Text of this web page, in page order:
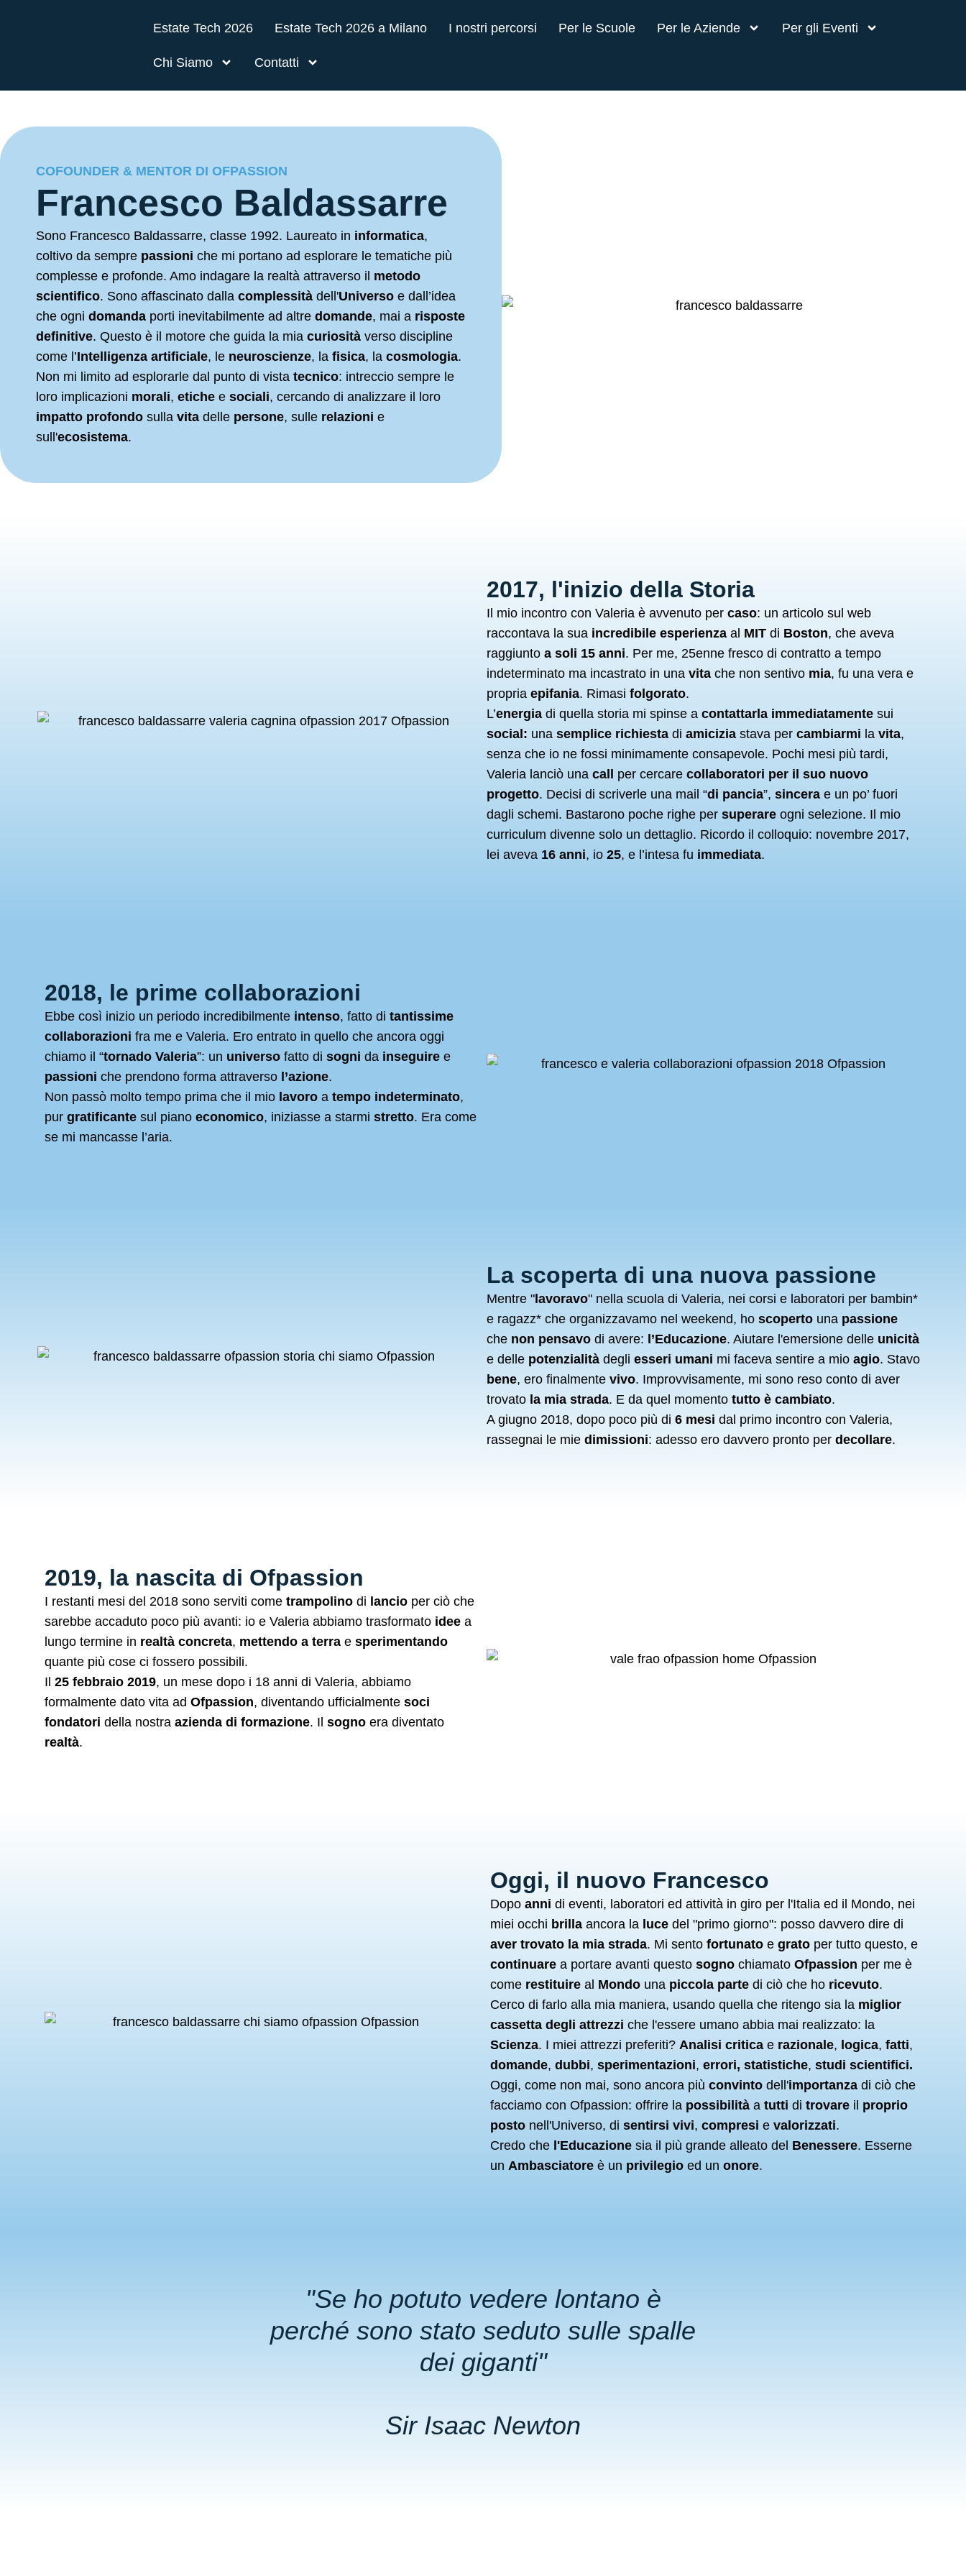
Estate Tech 2026
Estate Tech 2026 a Milano I nostri percorsi Per le Scuole Per le Aziende Per gli Eventi
Chi Siamo Contatti
COFOUNDER & MENTOR DI OFPASSION
Francesco Baldassarre
Sono Francesco Baldassarre, classe 1992. Laureato in informatica,
coltivo da sempre passioni che mi portano ad esplorare le tematiche più
complesse e profonde. Amo indagare la realtà attraverso il metodo
scientifico. Sono affascinato dalla complessità dell'Universo e dall’idea
che ogni domanda porti inevitabilmente ad altre domande, mai a risposte
definitive. Questo è il motore che guida la mia curiosità verso discipline
come l’Intelligenza artificiale, le neuroscienze, la fisica, la cosmologia.
Non mi limito ad esplorarle dal punto di vista tecnico: intreccio sempre le
loro implicazioni morali, etiche e sociali, cercando di analizzare il loro
impatto profondo sulla vita delle persone, sulle relazioni e
sull'ecosistema.
2017, l'inizio della Storia
Il mio incontro con Valeria è avvenuto per caso: un articolo sul web
raccontava la sua incredibile esperienza al MIT di Boston, che aveva
raggiunto a soli 15 anni. Per me, 25enne fresco di contratto a tempo
indeterminato ma incastrato in una vita che non sentivo mia, fu una vera e
propria epifania. Rimasi folgorato.
L’energiadi quella storia mi spinse a contattarla immediatamente sui
social: una semplice richiesta di amicizia stava per cambiarmi la vita,
senza che io ne fossi minimamente consapevole. Pochi mesi più tardi,
Valeria lanciò una call per cercare collaboratori per il suo nuovo
progetto. Decisi di scriverle una mail “di pancia”, sincera e un po’ fuori
dagli schemi. Bastarono poche righe per superare ogni selezione. Il mio
curriculum divenne solo un dettaglio. Ricordo il colloquio: novembre 2017,
lei aveva 16 anni, io 25, e l’intesa fu immediata.
2018, le prime collaborazioni
Ebbe così inizio un periodo incredibilmente intenso, fatto di tantissime
collaborazioni fra me e Valeria. Ero entrato in quello che ancora oggi
chiamo il “tornado Valeria”: un universo fatto di sogni da inseguire e
passioni che prendono forma attraverso l’azione.
Non passò molto tempo prima che il mio lavoro a tempo indeterminato,
pur gratificante sul piano economico, iniziasse a starmi stretto. Era come
se mi mancasse l’aria.
La scoperta di una nuova passione
Mentre "lavoravo" nella scuola di Valeria, nei corsi e laboratori per bambin*
e ragazz* che organizzavamo nel weekend, ho scoperto una passione
che non pensavodi avere: l’Educazione. Aiutare l'emersione delle unicità
e delle potenzialità degli esseri umani mi faceva sentire a mio agio. Stavo
bene, ero finalmente vivo. Improvvisamente, mi sono reso conto di aver
trovato la mia strada. E da quel momento tutto è cambiato.
A giugno 2018, dopo poco più di 6 mesi dal primo incontro con Valeria,
rassegnai le mie dimissioni: adesso ero davvero pronto per decollare.
2019, la nascita di Ofpassion
I restanti mesi del 2018 sono serviti come trampolino di lancio per ciò che
sarebbe accaduto poco più avanti: io e Valeria abbiamo trasformato idee a
lungo termine in realtà concreta, mettendo a terra e sperimentando
quante più cose ci fossero possibili.
Il 25 febbraio 2019, un mese dopo i 18 anni di Valeria, abbiamo
formalmente dato vita ad Ofpassion, diventando ufficialmente soci
fondatori della nostra azienda di formazione. Il sogno era diventato
realtà.
Oggi, il nuovo Francesco
Dopo anni di eventi, laboratori ed attività in giro per l'Italia ed il Mondo, nei
miei occhi brilla ancora la luce del "primo giorno": posso davvero dire di
aver trovato la mia strada. Mi sento fortunato e grato per tutto questo, e
continuare a portare avanti questo sogno chiamato Ofpassion per me è
come restituire al Mondo una piccola parte di ciò che ho ricevuto.
Cerco di farlo alla mia maniera, usando quella che ritengo sia la miglior
cassetta degli attrezzi che l'essere umano abbia mai realizzato: la
Scienza. I miei attrezzi preferiti? Analisi critica e razionale, logica, fatti,
domande, dubbi, sperimentazioni, errori, statistiche, studi scientifici.
Oggi, come non mai, sono ancora più convinto dell'importanza di ciò che
facciamo con Ofpassion: offrire la possibilità a tutti di trovare il proprio
posto nell'Universo, di sentirsi vivi, compresi e valorizzati.
Credo che l'Educazione sia il più grande alleato del Benessere. Esserne
un Ambasciatore è un privilegio ed un onore.
"Se ho potuto vedere lontano è
perché sono stato seduto sulle spalle
dei giganti"
Sir Isaac Newton